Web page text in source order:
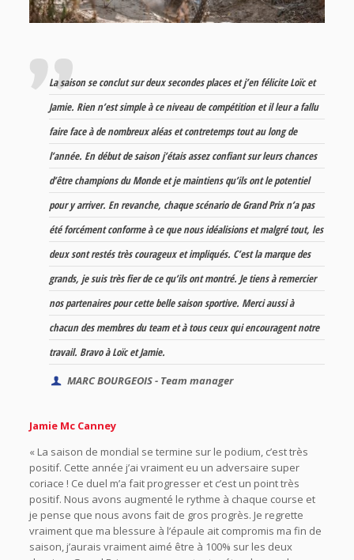
La saison se conclut sur deux secondes places et j’en félicite Loïc et
Jamie. Rien n’est simple à ce niveau de compétition et il leur a fallu
faire face à de nombreux aléas et contretemps tout au long de
l’année. En début de saison j’étais assez confiant sur leurs chances
d’être champions du Monde et je maintiens qu’ils ont le potentiel
pour y arriver. En revanche, chaque scénario de Grand Prix n’a pas
été forcément conforme à ce que nous idéalisions et malgré tout, les
deux sont restés très courageux et impliqués. C’est la marque des
grands, je suis très fier de ce qu’ils ont montré. Je tiens à remercier
nos partenaires pour cette belle saison sportive. Merci aussi à
chacun des membres du team et à tous ceux qui encouragent notre
travail. Bravo à Loïc et Jamie.
MARC BOURGEOIS - Team manager
Jamie Mc Canney
« La saison de mondial se termine sur le podium, c’est très
positif. Cette année j’ai vraiment eu un adversaire super
coriace ! Ce duel m’a fait progresser et c’est un point très
positif. Nous avons augmenté le rythme à chaque course et
je pense que nous avons fait de gros progrès. Je regrette
vraiment que ma blessure à l’épaule ait compromis ma fin de
saison, j’aurais vraiment aimé être à 100% sur les deux